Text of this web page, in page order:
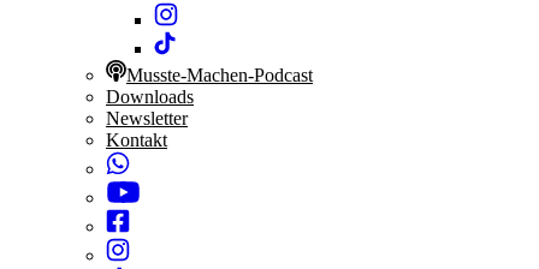
Musste-Machen-Podcast
Downloads
Newsletter
Kontakt